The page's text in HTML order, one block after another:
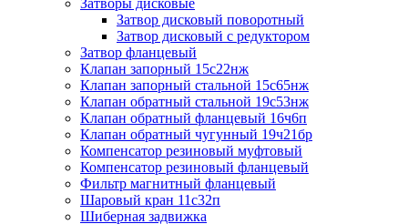
Затворы дисковые
Затвор дисковый поворотный
Затвор дисковый с редуктором
Затвор фланцевый
Клапан запорный 15с22нж
Клапан запорный стальной 15с65нж
Клапан обратный стальной 19с53нж
Клапан обратный фланцевый 16ч6п
Клапан обратный чугунный 19ч21бр
Компенсатор резиновый муфтовый
Компенсатор резиновый фланцевый
Фильтр магнитный фланцевый
Шаровый кран 11с32п
Шиберная задвижка